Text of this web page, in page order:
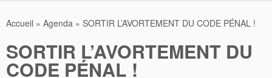
Accueil » Agenda » SORTIR L’AVORTEMENT DU CODE PÉNAL !
SORTIR L’AVORTEMENT DU
CODE PÉNAL !